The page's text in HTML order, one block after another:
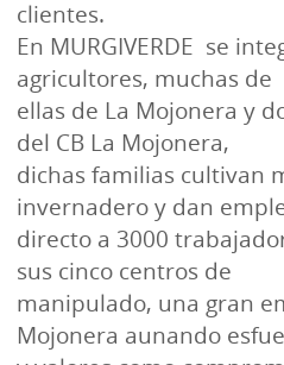
clientes.
En MURGIVERDE se
agricultores, muchas de
ellas de La Mojonera y
del CB La Mojonera,
dichas familias cultivan
invernadero y dan
directo a 3000
sus cinco centros de
manipulado, una gran
Mojonera aunando